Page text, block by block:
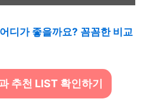
디가 좋을까요? 꼼꼼한 비교
추천 LIST 확인하기